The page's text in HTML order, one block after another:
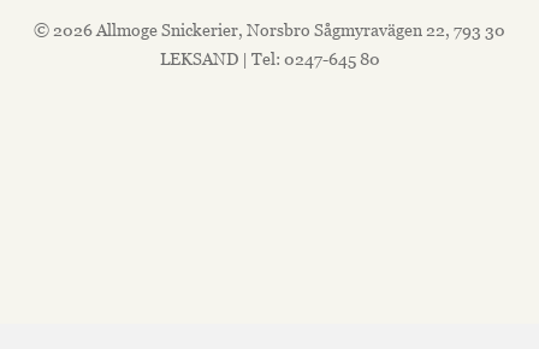
© 2026 Allmoge Snickerier, Norsbro Sågmyravägen 22, 793 30
LEKSAND | Tel: 0247-645 80